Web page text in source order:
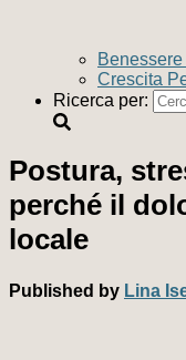
Crescita
Ricerca per:
Postura,
perché il
locale
Published by Lina